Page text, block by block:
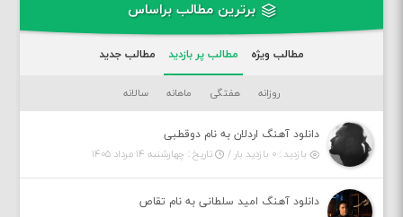
برترین مطالب براساس
مطالب ویژه مطالب پر بازدید مطالب جدید
روزانه هفتگی ماهانه سالانه
دانلود آهنگ اردلان به نام دوقطبی
بازدید : ۰ بازدید بار /
تاریخ : چهارشنبه ۱۴ مرداد ۱۴۰۵
دانلود آهنگ امید سلطانی به نام تقاص